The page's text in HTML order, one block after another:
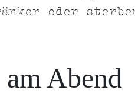
oder
am Abend